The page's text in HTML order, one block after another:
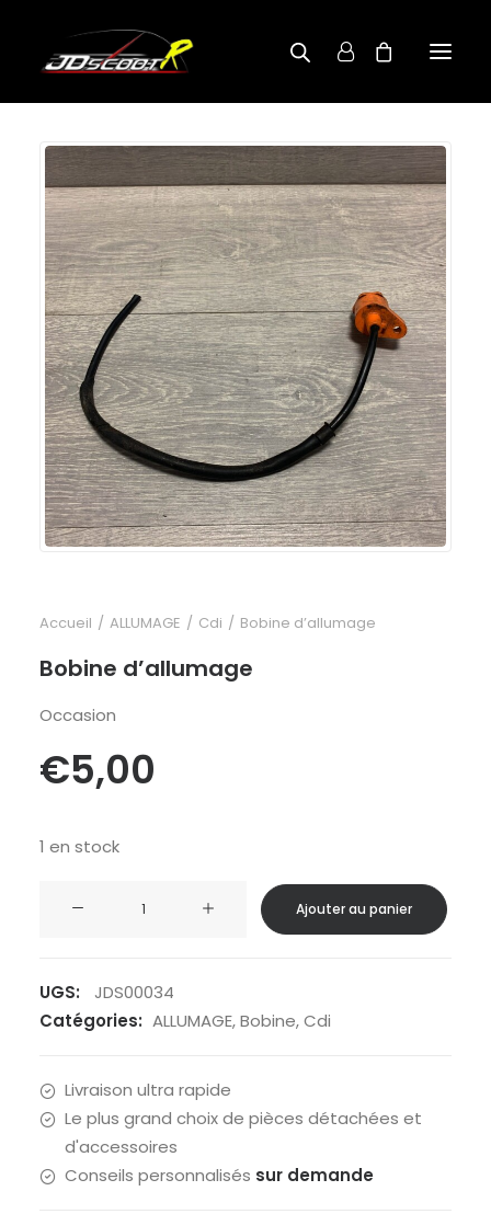
A PROPOS
BOUTIQUE
RECHERCHE PAR MODÈLE
CONTACT
Accueil ALLUMAGE Cdi Bobine d’allumage
Bobine d’allumage
Occasion
€5,00
1 en stock
Ajouter au panier
UGS:
JDS00034
Catégories: ALLUMAGE,Bobine,Cdi
Livraison ultra rapide
Le plus grand choix de pièces détachées et
d'accessoires
Conseils personnalisés sur demande